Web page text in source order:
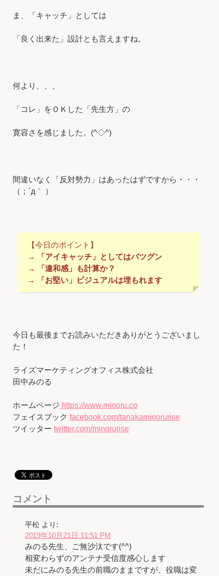
ま、「キャッチ」としては
「良く出来た」設計とも言えますね。
何より、、、
「コレ」をＯＫした「先生方」の
寛容さを感じました。(^◇^)
間違いなく「反対勢力」はあったはずですから・・・
（；´д｀ ）
【今日のポイント】
→ 「アイキャッチ」としてはバツグン
→ 「違和感」も計算か？
→ 「お堅い」ビジュアルは埋もれます
今日も最後までお読みいただきありがとうございまし
た！
ライズマーケティングオフィス株式会社
田中みのる
ホームページ https://www.minoru.co
フェイスブックfacebook.com/tanakaminorurise
ツイッターtwitter.com/minorurise
コメント
平松 より:
2019年10月21日 11:51 PM
みのる先生、ご無沙汰です(^^)
相変わらずのアンテナ受信度感心します
未だにみのる先生の前職のままですが、役職は変